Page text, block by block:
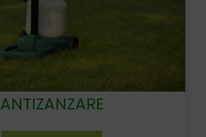
ANTIZANZARE